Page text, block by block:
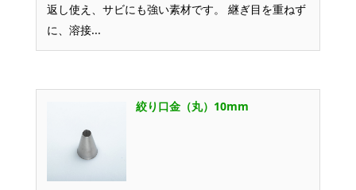
返し使え、サビにも強い素材です。 継ぎ目を重ねず
に、溶接...
絞り口金（丸）10mm